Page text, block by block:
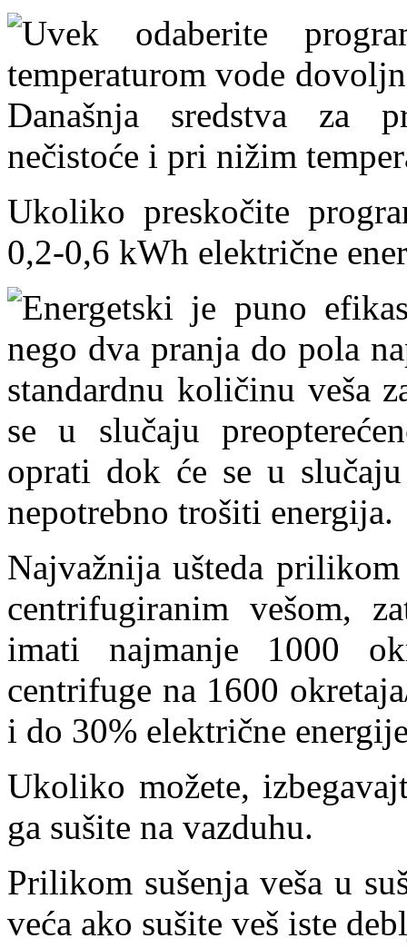
Uvek odaberite
temperaturom vode
Današnja sredstva za
nečistoće i pri nižim
Ukoliko preskočite
0,2-0,6 kWh električne
Energetski je puno
nego dva pranja do pola
standardnu količinu veša
se u slučaju
oprati dok će se u
nepotrebno trošiti energija.
Najvažnija ušteda prilikom
centrifugiranim vešom,
imati najmanje 1000
centrifuge na 1600
i do 30% električne
Ukoliko možete,
ga sušite na vazduhu.
Prilikom sušenja veša u
veća ako sušite veš iste